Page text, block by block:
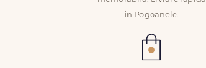
in Pogoanele.